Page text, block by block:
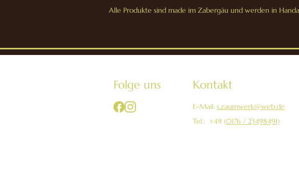
Alle Produkte sind made im Zabergäu und werden in
Folge uns Kontakt
E-Mail: s.zaumwerk@web.de
Tel.: +49 (0176 / 23498491)